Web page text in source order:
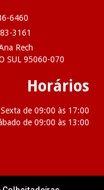
6460
3161
Rech
SUL 95060-070
Horários
de 09:00 às 17:00
de 09:00 às 13:00